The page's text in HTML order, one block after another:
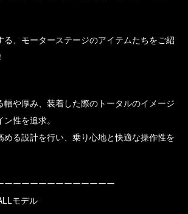
る、モーターステージのアイテムたちをご紹
幅や厚み、装着した際のトータルのイメージ
性を追求。
める設計を行い、乗り心地と快適な操作性を
ーーーーーーーーーーーーー
モデル